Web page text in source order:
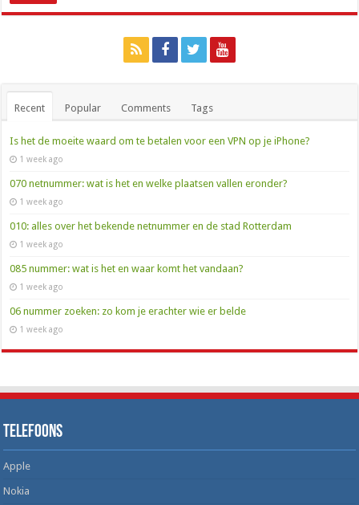
Recent Popular Comments Tags
Is het de moeite waard om te betalen voor een VPN op je iPhone?
1 week ago
070 netnummer: wat is het en welke plaatsen vallen eronder?
1 week ago
010: alles over het bekende netnummer en de stad Rotterdam
1 week ago
085 nummer: wat is het en waar komt het vandaan?
1 week ago
06 nummer zoeken: zo kom je erachter wie er belde
1 week ago
Telefoons
Apple
Nokia